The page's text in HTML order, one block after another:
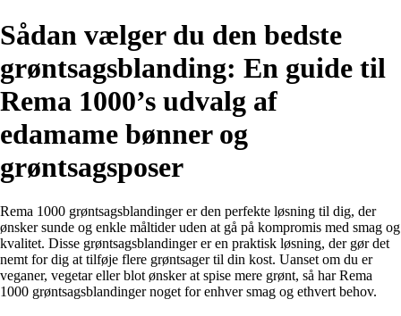
Sådan vælger du den bedste
grøntsagsblanding: En guide til
Rema 1000’s udvalg af
edamame bønner og
grøntsagsposer
Rema 1000 grøntsagsblandinger er den perfekte løsning til dig, der
ønsker sunde og enkle måltider uden at gå på kompromis med smag og
kvalitet. Disse grøntsagsblandinger er en praktisk løsning, der gør det
nemt for dig at tilføje flere grøntsager til din kost. Uanset om du er
veganer, vegetar eller blot ønsker at spise mere grønt, så har Rema
1000 grøntsagsblandinger noget for enhver smag og ethvert behov.